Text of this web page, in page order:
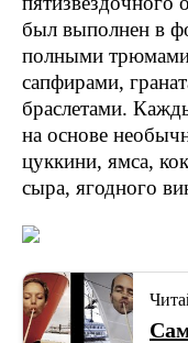
был выполнен в
полными
сапфирами,
браслетами.
на основе
цуккини, ямса,
сыра, ягодного